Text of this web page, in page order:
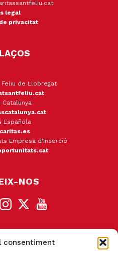
consentiment
legal
privacitat
de Llobregat
Catalunya
Española
Empresa d'Inserció
NOS